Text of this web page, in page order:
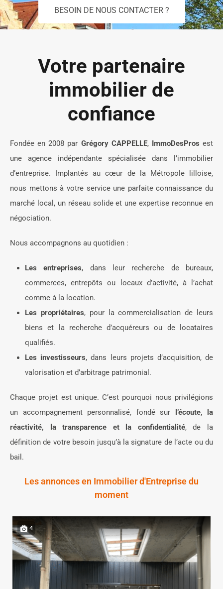
BESOIN DE NOUS CONTACTER ?
Votre partenaire
immobilier de
confiance
Fondée en 2008 par Grégory CAPPELLE, ImmoDesPros est
une agence indépendante spécialisée dans l’immobilier
d’entreprise. Implantés au cœur de la Métropole lilloise,
nous mettons à votre service une parfaite connaissance du
marché local, un réseau solide et une expertise reconnue en
négociation.
Nous accompagnons au quotidien :
Les entreprises, dans leur recherche de bureaux,
commerces, entrepôts ou locaux d’activité, à l’achat
comme à la location.
Les propriétaires, pour la commercialisation de leurs
biens et la recherche d’acquéreurs ou de locataires
qualifiés.
Les investisseurs, dans leurs projets d’acquisition, de
valorisation et d’arbitrage patrimonial.
Chaque projet est unique. C’est pourquoi nous privilégions
un accompagnement personnalisé, fondé sur
l’écoute, la
réactivité, la transparence et la confidentialité, de la
définition de votre besoin jusqu’à la signature de l’acte ou du
bail.
Les annonces en Immobilier d'Entreprise du
moment
4